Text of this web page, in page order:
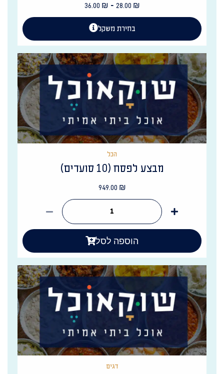
28.00 ₪
-
36.00 ₪
בחירת משקל
הכל
מבצע לפסח (10 סועדים)
949.00 ₪
הוספה לסל
דגים